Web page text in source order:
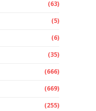
(63)
(5)
(6)
(35)
(666)
(669)
(255)